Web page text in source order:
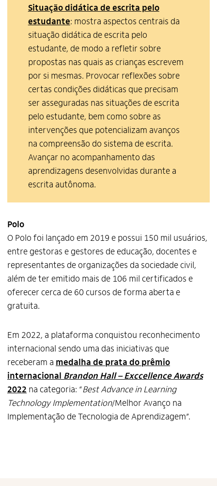
Alto Contraste
Situação didática de escrita pelo
estudante: mostra aspectos centrais da
situação didática de escrita pelo
estudante, de modo a refletir sobre
propostas nas quais as crianças escrevem
por si mesmas. Provocar reflexões sobre
certas condições didáticas que precisam
ser asseguradas nas situações de escrita
pelo estudante, bem como sobre as
intervenções que potencializam avanços
na compreensão do sistema de escrita.
Avançar no acompanhamento das
aprendizagens desenvolvidas durante a
escrita autônoma.
Polo
O Polo foi lançado em 2019 e possui 150 mil usuários,
entre gestoras e gestores de educação, docentes e
representantes de organizações da sociedade civil,
além de ter emitido mais de 106 mil certificados e
oferecer cerca de 60 cursos de forma aberta e
gratuita.
Em 2022, a plataforma conquistou reconhecimento
internacional sendo uma das iniciativas que
receberam a medalha de prata do prêmio
internacional Brandon Hall – Exccellence Awards
2022 na categoria: “Best Advance in Learning
Technology Implementation/Melhor Avanço na
Implementação de Tecnologia de Aprendizagem”.